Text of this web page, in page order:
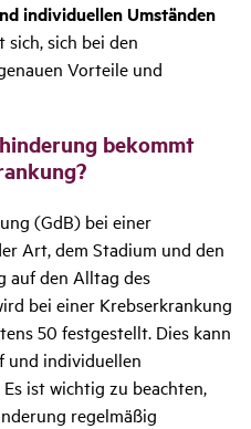
individuellen Umständen
sich, sich bei den
Vorteile und
bekommt
(GdB) bei einer
Art, dem Stadium und den
auf den Alltag des
bei einer Krebserkrankung
50 festgestellt. Dies kann
und individuellen
ist wichtig zu beachten,
regelmäßig